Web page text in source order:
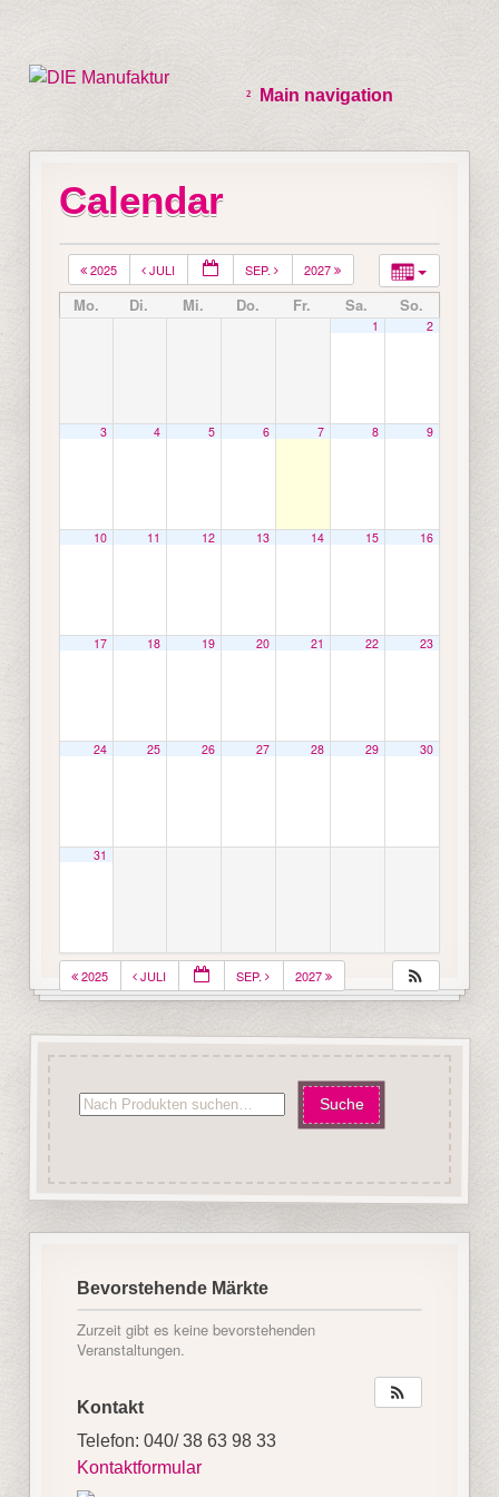
Main navigation
Calendar
2025 JULI SEP. 2027
Mo. Di. Mi. Do. Fr. Sa. So.
1 2
3 4 5 6 7 8 9
10 11 12 13 14 15 16
17 18 19 20 21 22 23
24 25 26 27 28 29 30
31
2025 JULI SEP. 2027
Bevorstehende Märkte
Zurzeit gibt es keine bevorstehenden
Veranstaltungen.
Kontakt
Telefon: 040/ 38 63 98 33
Kontaktformular